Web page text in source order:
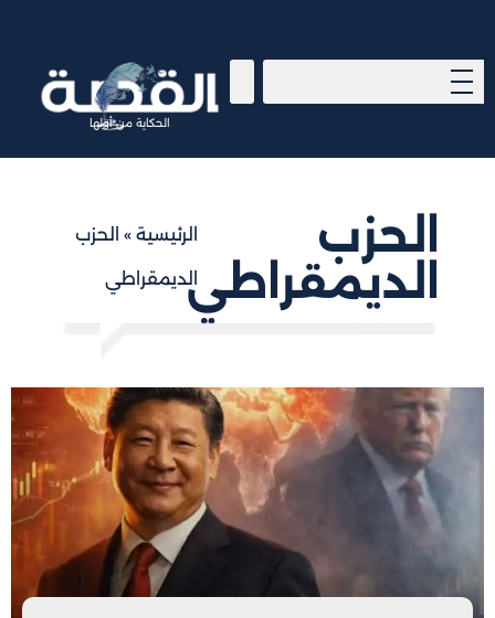
الحكاية من أولها
الحزب
الديمقراطي
الرئيسية» الحزب
الديمقراطي